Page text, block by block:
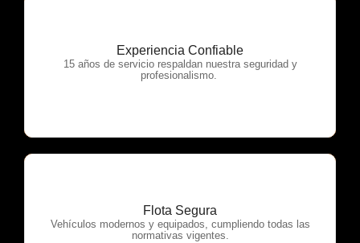
Experiencia Confiable
15 años de servicio respaldan nuestra seguridad y
profesionalismo.
OTP Servicios
Flota Segura
Vehículos modernos y equipados, cumpliendo todas las
normativas vigentes.
OTP Servicios